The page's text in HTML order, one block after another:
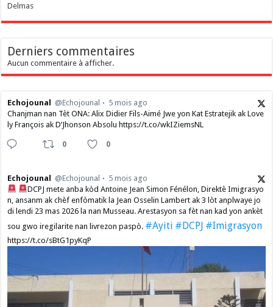
Delmas
Derniers commentaires
Aucun commentaire à afficher.
Echojounal @Echojounal
5 mois ago
Chanjman nan Tèt ONA: Alix Didier Fils-Aimé Jwe yon Kat Estratejik ak Love
ly François ak D’Jhonson Absolu https://t.co/wkIZiemsNL
0 0
Echojounal @Echojounal
5 mois ago
DCPJ mete anba kòd Antoine Jean Simon Fénélon, Direktè Imigrasyo
n, ansanm ak chèf enfòmatik la Jean Osselin Lambert ak 3 lòt anplwaye jo
di lendi 23 mas 2026 la nan Musseau. Arestasyon sa fèt nan kad yon ankèt
sou gwo iregilarite nan livrezon paspò. #Ayiti #DCPJ #Imigrasyon
https://t.co/sBtG1pyKqP